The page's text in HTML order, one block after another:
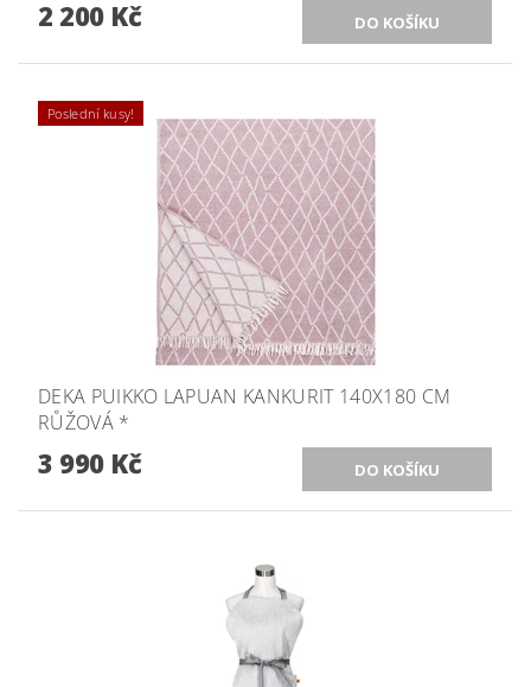
2 200 Kč
Poslední kusy!
DEKA PUIKKO LAPUAN KANKURIT 140X180 CM
RŮŽOVÁ *
3 990 Kč